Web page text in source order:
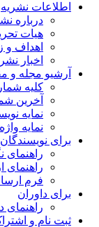
اطلاعات نشریه
درباره
هیات
اهداف و
اخبار نشریه
آرشیو مجله و
کلیه
آخرین
نمایه
نمایه واژه
برای نویسندگان
راهنمای
راهنمای
فرم ارسال
برای داوران
راهنمای
ثبت نام و اشتراک